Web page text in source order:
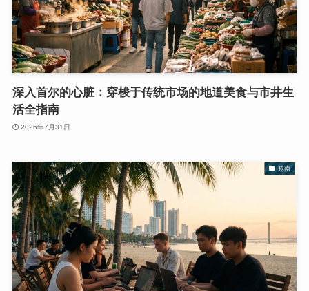
深入首尔的心脏：穿梭于传统市场的地道美食与市井生
活全指南
2026年7月31日
越南